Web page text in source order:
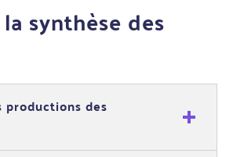
synthèse des
productions des